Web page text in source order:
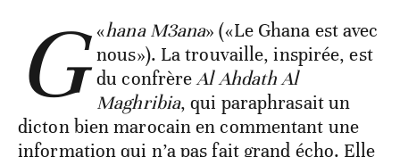
«
G hana M3ana» («Le Ghana est avec
nous»). La trouvaille, inspirée, est
du confrèreAl Ahdath Al
Maghribia, qui paraphrasait un
dicton bien marocain en commentant une
information qui n’a pas fait grand écho. Elle